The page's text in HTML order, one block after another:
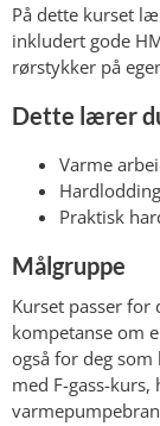
På dette kurset
inkludert gode
rørstykker på
Dette lærer
Varme
Praktisk
Målgruppe
Kurset passer for
kompetanse om
også for deg
med F-gass-